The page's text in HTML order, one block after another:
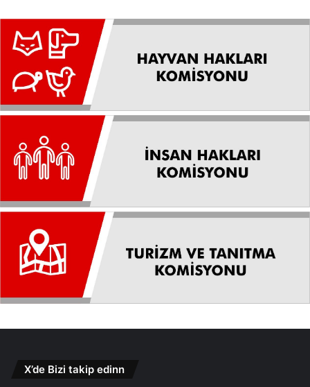
X’de Bizi takip edinn